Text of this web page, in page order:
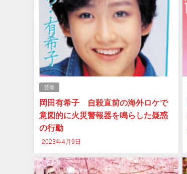
芸能
岡田有希子 自殺直前の海外ロケで
意図的に火災警報器を鳴らした疑惑
の行動
2023年4月9日